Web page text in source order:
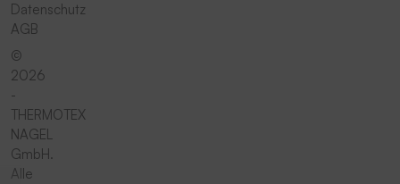
Datenschutz
AGB
©
2026
-
THERMOTEX
NAGEL
GmbH.
Alle